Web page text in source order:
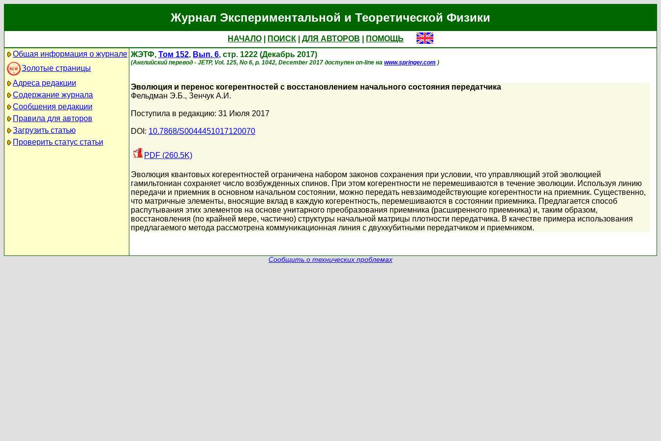
Журнал Экспериментальной и Теоретической Физики
НАЧАЛО ПОИСК ДЛЯ АВТОРОВ
ПОМОЩЬ
Общая информация о журнале
Золотые страницы
Адреса редакции
Содержание журнала
Сообщения редакции
Правила для авторов
Загрузить статью
Проверить статус статьи
ЖЭТФ, Том 152, Вып. 6, стр. 1222 (Декабрь 2017)
(Английский перевод - JETP, Vol. 125, No 6, p. 1042, December 2017 доступен on-line на www.springer.com )
Эволюция и перенос когерентностей с восстановлением начального состояния передатчика
Фельдман Э.Б., Зенчук А.И.
Поступила в редакцию: 31 Июля 2017
DOI: 10.7868/S0044451017120070
PDF (260.5K)
Эволюция квантовых когерентностей ограничена набором законов сохранения при условии, что управляющий этой эволюцией
гамильтониан сохраняет число возбужденных спинов. При этом когерентности не перемешиваются в течение эволюции. Используя линию
передачи и приемник в основном начальном состоянии, можно передать невзаимодействующие когерентности на приемник. Существенно,
что матричные элементы, вносящие вклад в каждую когерентность, перемешиваются в состоянии приемника. Предлагается способ
распутывания этих элементов на основе унитарного преобразования приемника (расширенного приемника) и, таким образом,
восстановления (по крайней мере, частично) структуры начальной матрицы плотности передатчика. В качестве примера использования
предлагаемого метода рассмотрена коммуникационная линия с двухкубитными передатчиком и приемником.
Сообщить о технических проблемах